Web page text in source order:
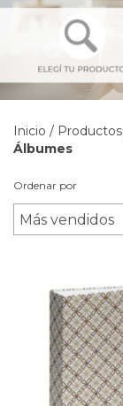
Inicio / Productos
Álbumes
Ordenar por